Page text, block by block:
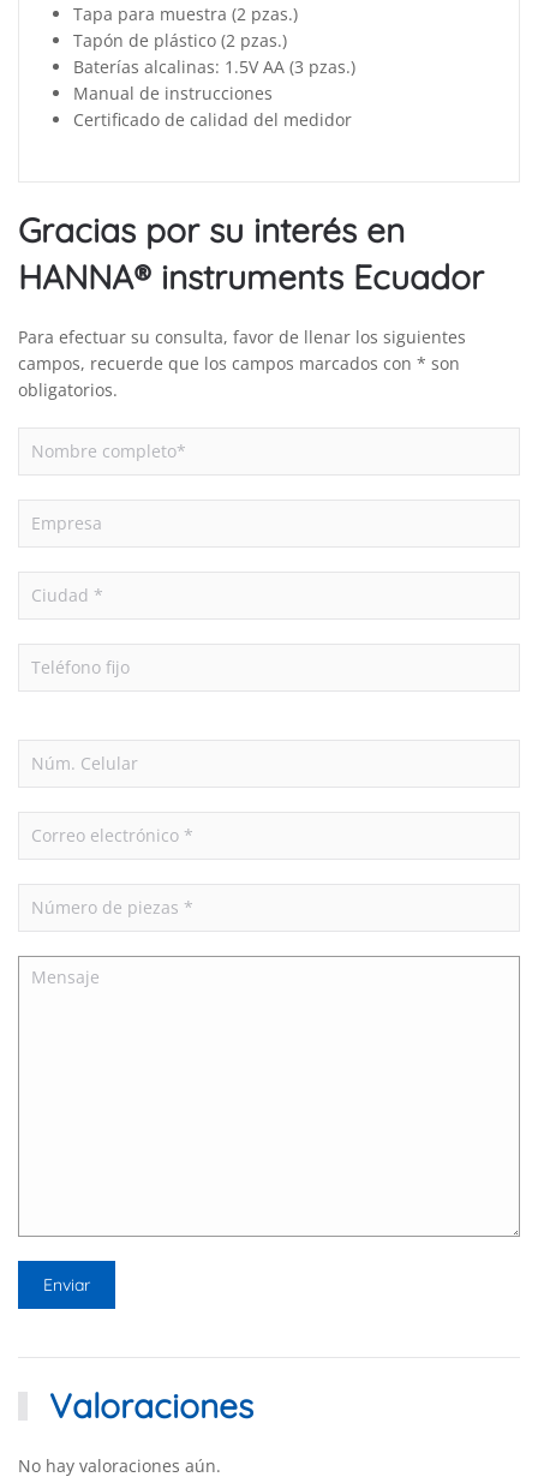
Tapa para muestra (2 pzas.)
Tapón de plástico (2 pzas.)
Baterías alcalinas: 1.5V AA (3 pzas.)
Manual de instrucciones
Certificado de calidad del medidor
Gracias por su interés en
HANNA® instruments Ecuador
Para efectuar su consulta, favor de llenar los siguientes
campos, recuerde que los campos marcados con * son
obligatorios.
Valoraciones
No hay valoraciones aún.